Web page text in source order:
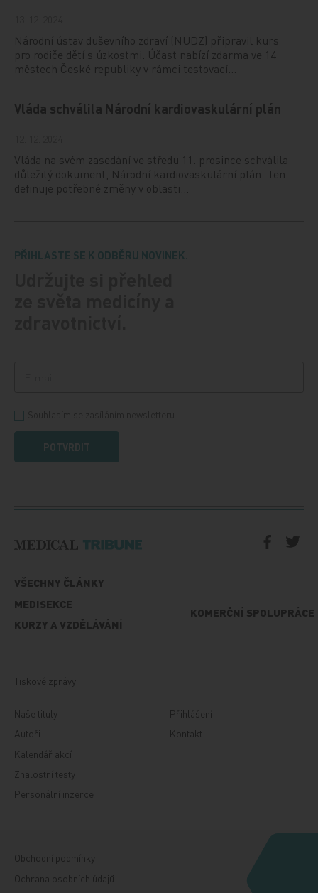
Národní ústav duševního zdraví (NUDZ) připravil kurs
pro rodiče dětí s úzkostmi. Účast nabízí zdarma ve 14
městech České republiky v rámci testovací…
Vláda schválila Národní kardiovaskulární plán
Vláda na svém zasedání ve středu 11. prosince schválila
důležitý dokument, Národní kardiovaskulární plán. Ten
definuje potřebné změny v oblasti…
PŘIHLASTE SE K ODBĚRU NOVINEK.
POTVRDIT
VŠECHNY ČLÁNKY
MEDISEKCE
KURZY A VZDĚLÁVÁNÍ
KOMERČNÍ SPOLUPRÁCE
Tiskové zprávy
Naše tituly
Autoři
Kalendář akcí
Znalostní testy
Personální inzerce
Přihlášení
Kontakt
Obchodní podmínky
Ochrana osobních údajů